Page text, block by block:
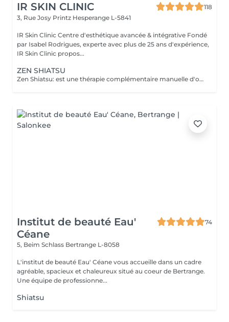
IR SKIN CLINIC
118
3, Rue Josy Printz Hesperange L-5841
IR Skin Clinic Centre d'esthétique avancée & intégrative Fondé
par Isabel Rodrigues, experte avec plus de 25 ans d'expérience,
IR Skin Clinic propos...
ZEN SHIATSU
Zen Shiatsu: est une thérapie complémentaire manuelle d'origine japonaise, proche de l'acupuncture mais sans aiguilles. C'est une forme de massage, qui équilibre le yin et le yang et stimule ainsi les forces d'autorégulation naturelles du corps. Elle se base sur les méridiens connus dans la Médecine Traditionnelle Chinoise (MTC).
Institut de beauté Eau'
Céane
74
5, Beim Schlass Bertrange L-8058
L'institut de beauté Eau' Céane vous accueille dans un cadre
agréable, spacieux et chaleureux situé au coeur de Bertrange.
Une équipe de professionne...
Shiatsu